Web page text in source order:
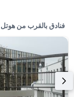
فنادق بالقرب من هوتل